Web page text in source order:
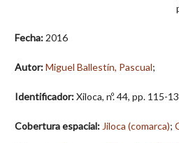
Fecha: 2016
Autor:Miguel Ballestín, Pascual;
Identificador:Xiloca, nº. 44, pp. 115-
Cobertura espacial: Jiloca (comarca);